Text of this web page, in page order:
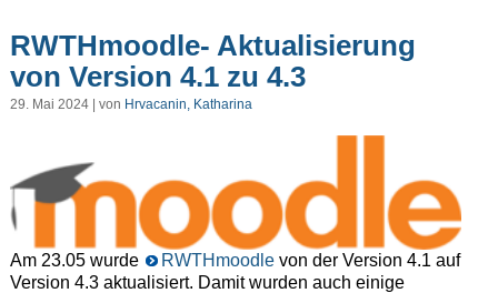
RWTHmoodle- Aktualisierung
von Version 4.1 zu 4.3
29. Mai 2024 | von Hrvacanin, Katharina
Am 23.05 wurde RWTHmoodlevon der Version 4.1 auf
Version 4.3 aktualisiert. Damit wurden auch einige